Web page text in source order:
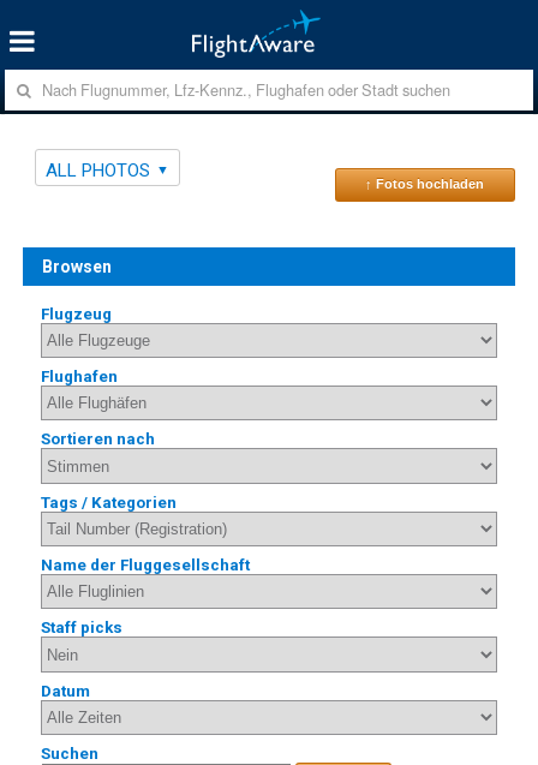
ALL PHOTOS
↑ Fotos hochladen
Browsen
Flugzeug
Flughafen
Sortieren nach
Tags / Kategorien
Name der Fluggesellschaft
Staff picks
Datum
Suchen